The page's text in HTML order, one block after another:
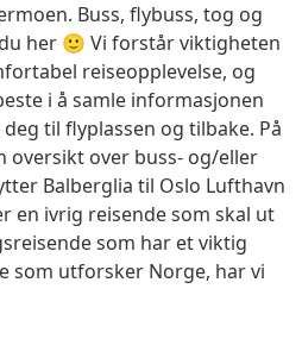
Buss, flybuss, tog og
her 🙂 Vi forstår viktigheten
reiseopplevelse, og
i å samle informasjonen
til flyplassen og tilbake. På
oversikt over buss- og/eller
Balberglia til Oslo Lufthavn
en ivrig reisende som skal ut
som har et viktig
som utforsker Norge, har vi